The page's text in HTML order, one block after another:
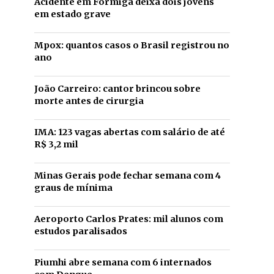
em estado grave
Mpox: quantos casos o Brasil registrou no
ano
João Carreiro: cantor brincou sobre
morte antes de cirurgia
IMA: 123 vagas abertas com salário de até
R$ 3,2 mil
Minas Gerais pode fechar semana com 4
graus de mínima
Aeroporto Carlos Prates: mil alunos com
estudos paralisados
Piumhi abre semana com 6 internados